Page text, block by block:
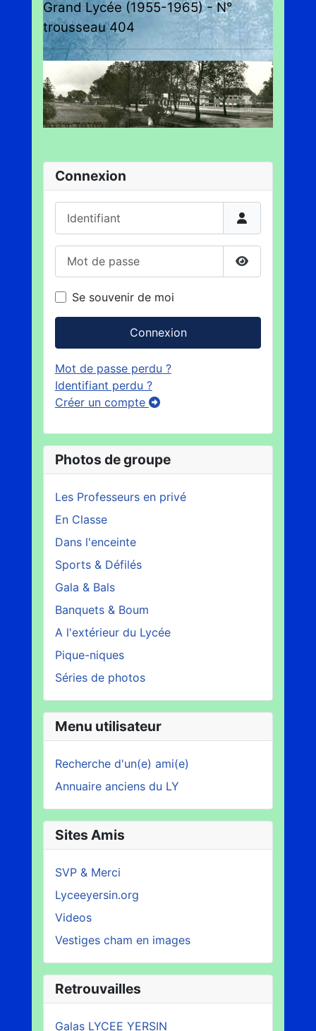
Grand Lycée (1955-1965) - N°
trousseau 404
Connexion
Afficher le
Se souvenir de moi
Connexion
Mot de passe perdu ?
Identifiant perdu ?
Créer un compte
Photos de groupe
Les Professeurs en privé
En Classe
Dans l'enceinte
Sports & Défilés
Gala & Bals
Banquets & Boum
A l'extérieur du Lycée
Pique-niques
Séries de photos
Menu utilisateur
Recherche d'un(e) ami(e)
Annuaire anciens du LY
Sites Amis
SVP & Merci
Lyceeyersin.org
Videos
Vestiges cham en images
Retrouvailles
Galas LYCEE YERSIN